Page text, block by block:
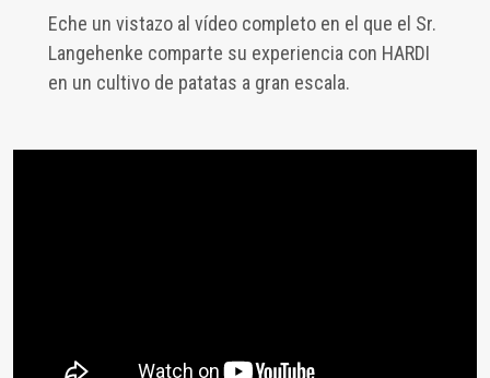
Eche un vistazo al vídeo completo en el que el Sr.
Langehenke comparte su experiencia con HARDI
en un cultivo de patatas a gran escala.